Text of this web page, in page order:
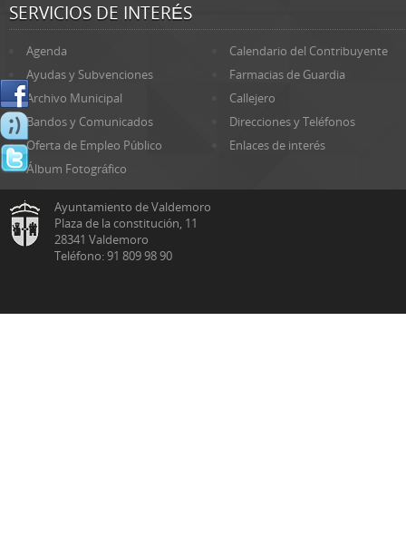
SERVICIOS DE INTERÉS
Agenda
Calendario del Contribuyente
Ayudas y Subvenciones
Farmacias de Guardia
Archivo Municipal
Callejero
Bandos y Comunicados
Direcciones y Teléfonos
Oferta de Empleo Público
Enlaces de interés
Álbum Fotográfico
Ayuntamiento de Valdemoro
Plaza de la constitución, 11
28341 Valdemoro
Teléfono: 91 809 98 90